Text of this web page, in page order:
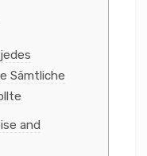
Sämtliche
and